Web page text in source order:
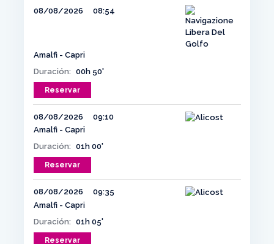
08/08/2026 08:54
Amalfi - Capri
Duración: 00h 50'
Reservar
08/08/2026
09:10
Amalfi - Capri
Duración: 01h 00'
Reservar
08/08/2026
09:35
Amalfi - Capri
Duración: 01h 05'
Reservar